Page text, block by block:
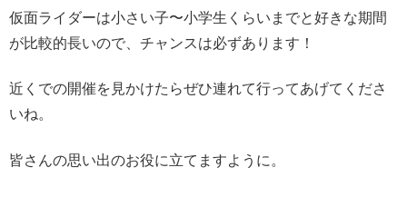
仮面ライダーは小さい子〜小学生くらいまでと好きな期間
が比較的長いので、チャンスは必ずあります！
近くでの開催を見かけたらぜひ連れて行ってあげてくださ
いね。
皆さんの思い出のお役に立てますように。